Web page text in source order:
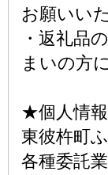
お願いい
・返礼品
まいの方
★個人情
東彼杵町
各種委託